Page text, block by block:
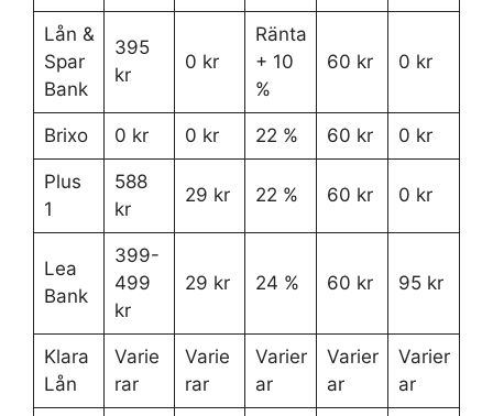
Lån &
Spar
Bank
395
kr
0 kr
Ränta
+ 10
%
60 kr 0 kr
Brixo 0 kr 0 kr 22 % 60 kr 0 kr
Plus
1
588
kr
29 kr 22 % 60 kr 0 kr
Lea
Bank
399-
499
kr
29 kr 24 % 60 kr 95 kr
Klara
Lån
Varie
rar
Varie
rar
Varier
ar
Varier
ar
Varier
ar